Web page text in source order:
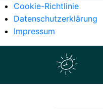
Cookie-Richtlinie
Datenschutzerklärung
Impressum